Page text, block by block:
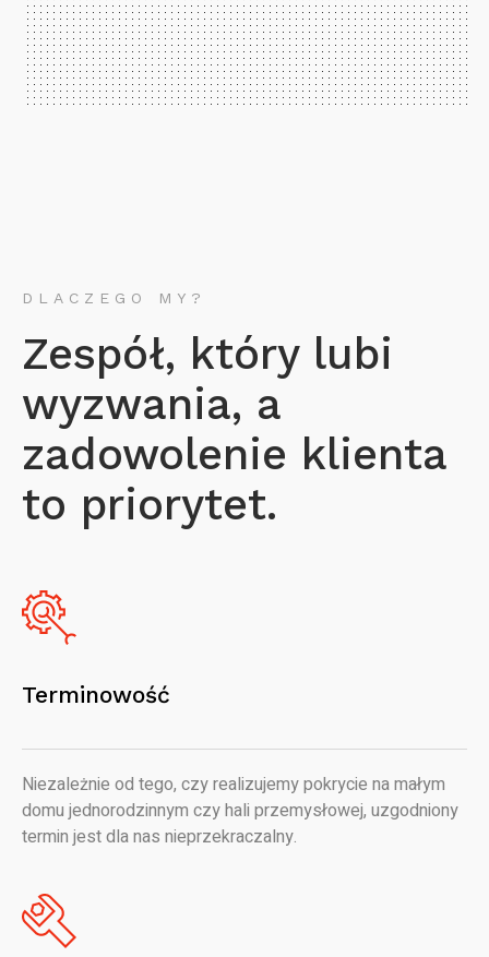
DLACZEGO MY?
Zespół, który lubi
wyzwania, a
zadowolenie klienta
to priorytet.
Terminowość
Niezależnie od tego, czy realizujemy pokrycie na małym
domu jednorodzinnym czy hali przemysłowej, uzgodniony
termin jest dla nas nieprzekraczalny.